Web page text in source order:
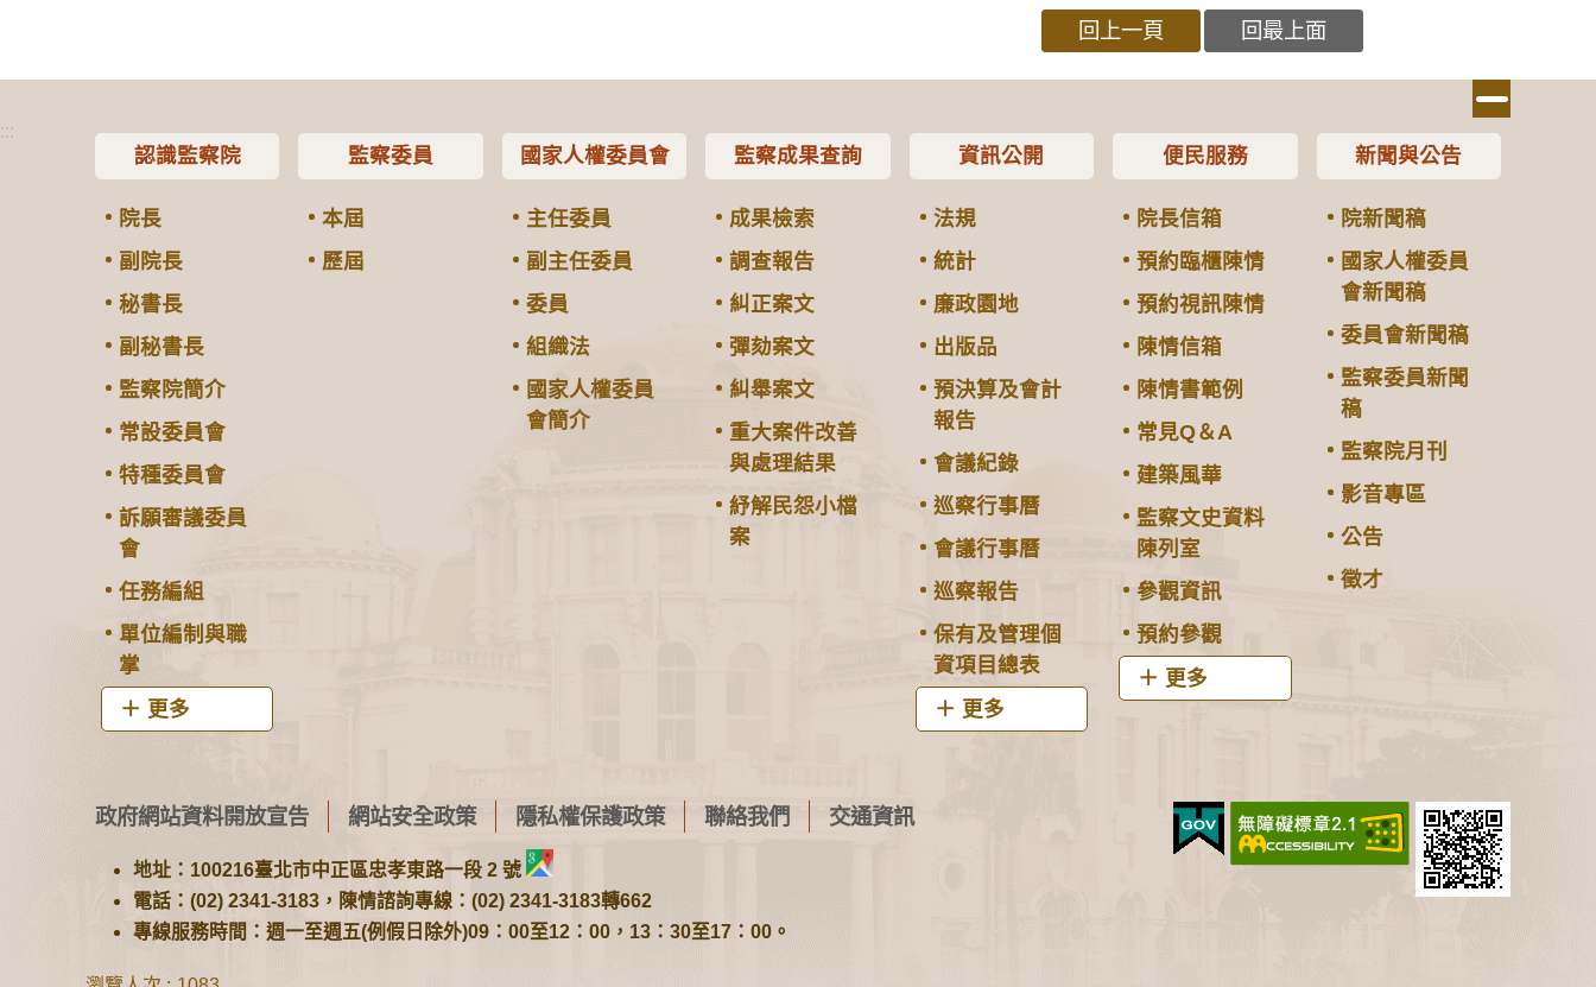
回上一頁 回最上面
:::
認識監察院
院長
副院長
秘書長
副秘書長
監察院簡介
常設委員會
特種委員會
訴願審議委員
會
任務編組
單位編制與職
掌
更多
監察委員
本屆
歷屆
國家人權委員會
主任委員
副主任委員
委員
組織法
國家人權委員
會簡介
監察成果查詢
成果檢索
調查報告
糾正案文
彈劾案文
糾舉案文
重大案件改善
與處理結果
紓解民怨小檔
案
資訊公開
法規
統計
廉政園地
出版品
預決算及會計
報告
會議紀錄
巡察行事曆
會議行事曆
巡察報告
保有及管理個
資項目總表
更多
便民服務
院長信箱
預約臨櫃陳情
預約視訊陳情
陳情信箱
陳情書範例
常見Q＆A
建築風華
監察文史資料
陳列室
參觀資訊
預約參觀
更多
新聞與公告
院新聞稿
國家人權委員
會新聞稿
委員會新聞稿
監察委員新聞
稿
監察院月刊
影音專區
公告
徵才
政府網站資料開放宣告 網站安全政策 隱私權保護政策 聯絡我們 交通資訊
地址：100216臺北市中正區忠孝東路一段 2 號
電話：(02) 2341-3183，陳情諮詢專線：(02) 2341-3183轉662
專線服務時間：週一至週五(例假日除外)09：00至12：00，13：30至17：00。